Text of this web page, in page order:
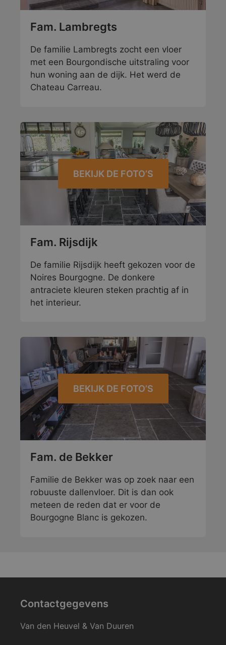
Fam. Lambregts
De familie Lambregts zocht een vloer
met een Bourgondische uitstraling voor
hun woning aan de dijk. Het werd de
Chateau Carreau.
BEKIJK DE FOTO’S
Fam. Rijsdijk
De familie Rijsdijk heeft gekozen voor de
Noires Bourgogne. De donkere
antraciete kleuren steken prachtig af in
het interieur.
BEKIJK DE FOTO’S
Fam. de Bekker
Familie de Bekker was op zoek naar een
robuuste dallenvloer. Dit is dan ook
meteen de reden dat er voor de
Bourgogne Blanc is gekozen.
Contactgegevens
Van den Heuvel & Van Duuren